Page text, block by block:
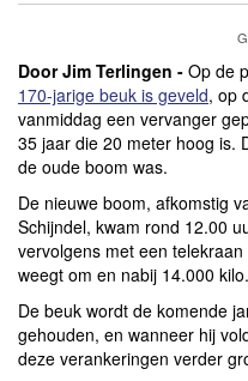
Door Jim Terlingen - Op de
170-jarige beuk is geveld, op
vanmiddag een vervanger
35 jaar die 20 meter hoog is.
de oude boom was.
De nieuwe boom, afkomstig
Schijndel, kwam rond 12.00
vervolgens met een
weegt om en nabij 14.000 kilo.
De beuk wordt de komende
gehouden, en wanneer hij
deze verankeringen verder